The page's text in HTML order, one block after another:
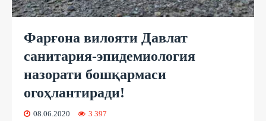
Фарғона вилояти Давлат
санитария-эпидемиология
назорати бошқармаси
огоҳлантиради!
08.06.2020 3 397